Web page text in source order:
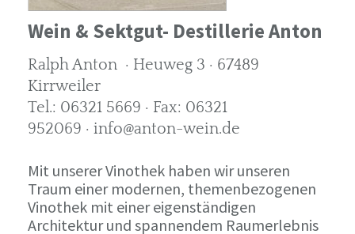
Wein & Sektgut- Destillerie Anton
Ralph Anton · Heuweg 3 · 67489
Kirrweiler
Tel.: 06321 5669 · Fax: 06321
952069 · info@anton-wein.de
Mit unserer Vinothek haben wir unseren
Traum einer modernen, themenbezogenen
Vinothek mit einer eigenständigen
Architektur und spannendem Raumerlebnis